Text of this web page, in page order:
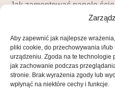
Aby zapewnić jak najlepsze
pliki cookie, do przechowywania i/
urządzeniu. Zgoda na te technologie
jak zachowanie podczas
stronie. Brak wyrażenia zgody lub
wpłynąć na niektóre cechy i funkcje.
Jak zamontować panele
instrukcja krok po kroku
MOJE KONTO
Moje konto
Blog LuckyDekor
Lista życzeń